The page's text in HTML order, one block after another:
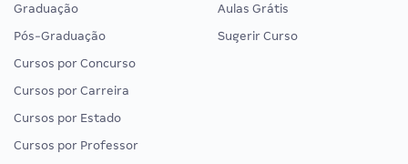
Graduação
Pós-Graduação
Cursos por Concurso
Cursos por Carreira
Cursos por Estado
Cursos por Professor
Aulas Grátis
Sugerir Curso